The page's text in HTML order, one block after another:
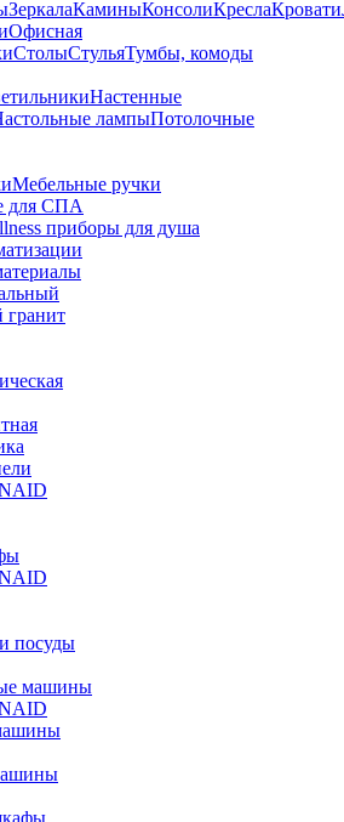
ЗеркалаКаминыКонсолиКреслаКровати
Офисная
СтолыСтульяТумбы, комоды
Настенные
лампыПотолочные
Мебельные ручки
для СПА
приборы для душа
гранит
посуды
машины